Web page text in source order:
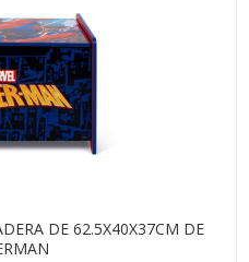
DE 62.5X40X37CM DE